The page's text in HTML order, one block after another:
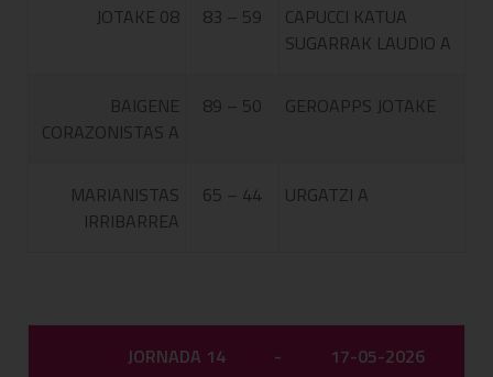
JOTAKE 08 83 – 59
CAPUCCI KATUA
SUGARRAK LAUDIO A
BAIGENE
CORAZONISTAS A
89 – 50 GEROAPPS JOTAKE
MARIANISTAS
IRRIBARREA
65 – 44 URGATZI A
JORNADA 14 - 17-05-2026